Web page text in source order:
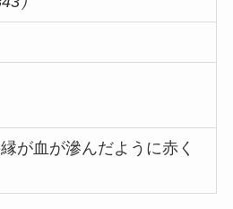
が血が滲んだように赤く